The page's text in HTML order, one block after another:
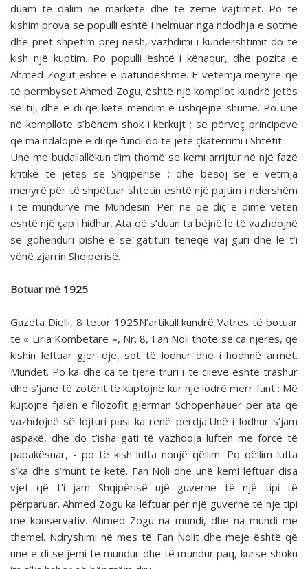
duam të dalim në marketë dhe të zëmë vajtimet. Po të
kishim prova se populli është i helmuar nga ndodhja e sotme
dhe pret shpëtim prej nesh, vazhdimi i kundërshtimit do të
kish një kuptim. Po populli është i kënaqur, dhe pozita e
Ahmed Zogut është e patundëshme. E vetëmja mënyrë që
të përmbyset Ahmed Zogu, është një kompllot kundrë jetës
së tij, dhe e di që këtë mendim e ushqejnë shumë. Po unë
në kompllote s’bëhem shok i kërkujt ; se përveç principeve
që ma ndalojnë e di që fundi do të jetë çkatërrimi i Shtetit.
Unë me budallallëkun t’im thomë se kemi arrijtur në një fazë
kritike të jetës së Shqipërisë : dhe besoj se e vetmja
mënyrë për të shpëtuar shtetin është një pajtim i ndershëm
i të mundurve me Mundësin. Për ne që diç e dimë veten
është një çap i hidhur. Ata që s’duan ta bëjnë le të vazhdojnë
së gdhënduri pishë e së gatituri teneqe vaj-guri dhe le t’i
vënë zjarrin Shqipërisë.
Botuar më 1925
Gazeta Dielli, 8 tetor 1925N’artikull kundrë Vatrës të botuar
te « Liria Kombëtare », Nr. 8, Fan Noli thotë se ca njerës, që
kishin lëftuar gjer dje, sot të lodhur dhe i hodhnë armët.
Mundet. Po ka dhe ca të tjerë truri i të cilëve është trashur
dhe s’janë të zotërit të kuptojnë kur një lodrë merr funt : Më
kujtojnë fjalën e filozofit gjerman Schopenhauer për ata që
vazhdojnë së lojturi pasi ka rënë perdja.Unë i lodhur s’jam
aspakë, dhe do t’isha gati të vazhdoja luftën me forcë të
papakësuar, - po të kish lufta nonjë qëllim. Po qëllim lufta
s’ka dhe s’munt të ketë. Fan Noli dhe unë kemi lëftuar disa
vjet që t’i jam Shqipërisë një guvernë të një tipi të
përparuar. Ahmed Zogu ka lëftuar për një guvernë të një tipi
më konservativ. Ahmed Zogu na mundi, dhe na mundi me
themel. Ndryshimi në mes të Fan Nolit dhe meje është që
unë e di se jemi të mundur dhe të mundur paq, kurse shoku